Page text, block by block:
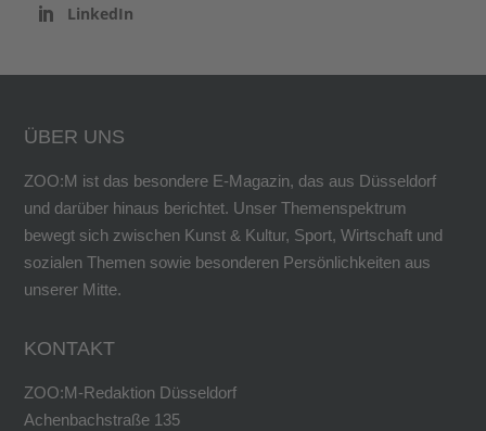
LinkedIn
ÜBER UNS
ZOO:M ist das besondere E-Magazin, das aus Düsseldorf
und darüber hinaus berichtet. Unser Themenspektrum
bewegt sich zwischen Kunst & Kultur, Sport, Wirtschaft und
sozialen Themen sowie besonderen Persönlichkeiten aus
unserer Mitte.
KONTAKT
ZOO:M-Redaktion Düsseldorf
Achenbachstraße 135